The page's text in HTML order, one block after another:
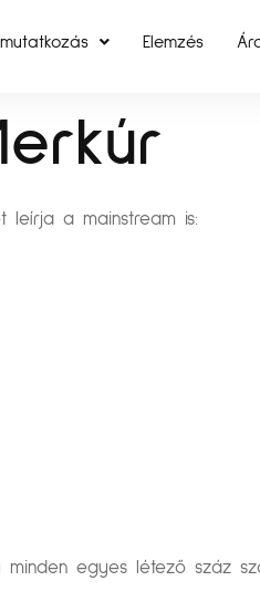
Elemzés
leírja a mainstream is:
minden egyes létező száz